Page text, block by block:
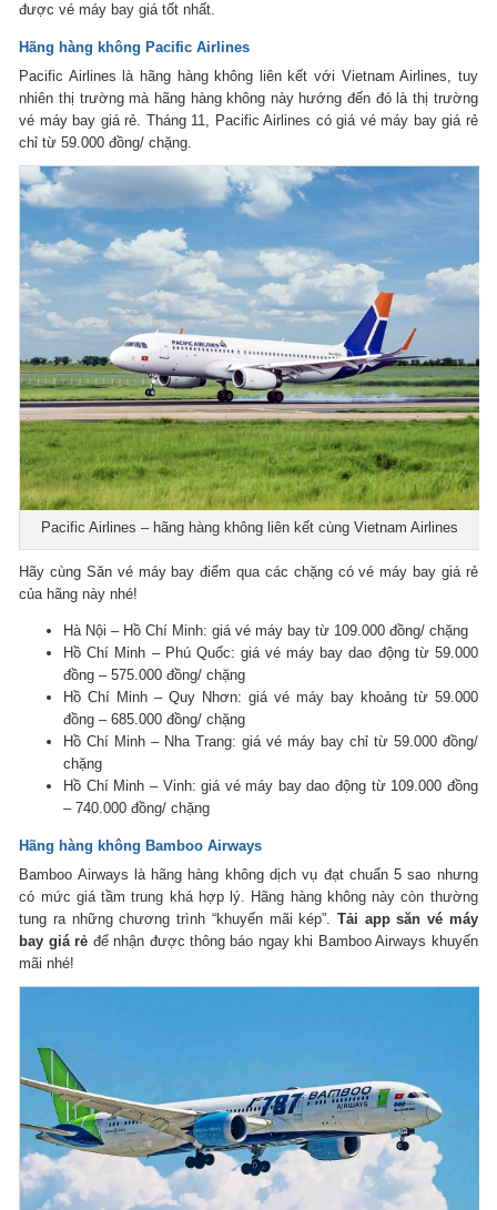
được vé máy bay giá tốt nhất.
Hãng hàng không Pacific Airlines
Pacific Airlines là hãng hàng không liên kết với Vietnam Airlines, tuy
nhiên thị trường mà hãng hàng không này hướng đến đó là thị trường
vé máy bay giá rẻ. Tháng 11, Pacific Airlines có giá vé máy bay giá rẻ
chỉ từ 59.000 đồng/ chặng.
Pacific Airlines – hãng hàng không liên kết cùng Vietnam Airlines
Hãy cùng Săn vé máy bay điểm qua các chặng có vé máy bay giá rẻ
của hãng này nhé!
Hà Nội – Hồ Chí Minh: giá vé máy bay từ 109.000 đồng/ chặng
Hồ Chí Minh – Phú Quốc: giá vé máy bay dao động từ 59.000
đồng – 575.000 đồng/ chặng
Hồ Chí Minh – Quy Nhơn: giá vé máy bay khoảng từ 59.000
đồng – 685.000 đồng/ chặng
Hồ Chí Minh – Nha Trang: giá vé máy bay chỉ từ 59.000 đồng/
chặng
Hồ Chí Minh – Vinh: giá vé máy bay dao động từ 109.000 đồng
– 740.000 đồng/ chặng
Hãng hàng không Bamboo Airways
Bamboo Airways là hãng hàng không dịch vụ đạt chuẩn 5 sao nhưng
có mức giá tầm trung khá hợp lý. Hãng hàng không này còn thường
tung ra những chương trình “khuyến mãi kép”. Tải app săn vé máy
bay giá rẻ để nhận được thông báo ngay khi Bamboo Airways khuyến
mãi nhé!